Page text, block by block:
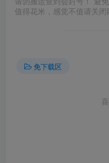
值得花米，感觉不值请关闭
免下载区